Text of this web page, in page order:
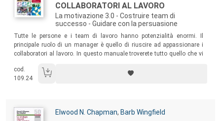
COLLABORATORI AL LAVORO
La motivazione 3.0 - Costruire team di
successo - Guidare con la persuasione
Tutte le persone e i team di lavoro hanno potenzialità enormi. Il
principale ruolo di un manager è quello di riuscire ad appassionare i
collaboratori al lavoro. In questo manuale troverete tutto quello che vi
vi forniremo esercizi e tanti strumenti pratici da applicare per mettervi
alla prova, crescere e imparare a creare un ambiente di lavoro
cod.
109.24
Autori:
Elwood N. Chapman, Barb Wingfield